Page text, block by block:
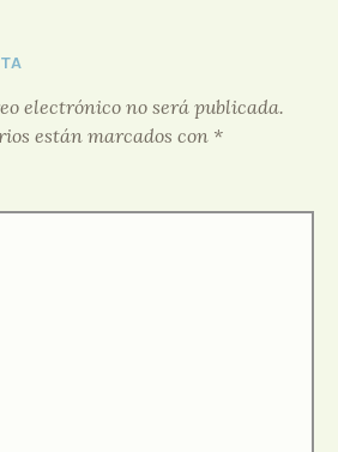
electrónico no será publicada.
están marcados con *